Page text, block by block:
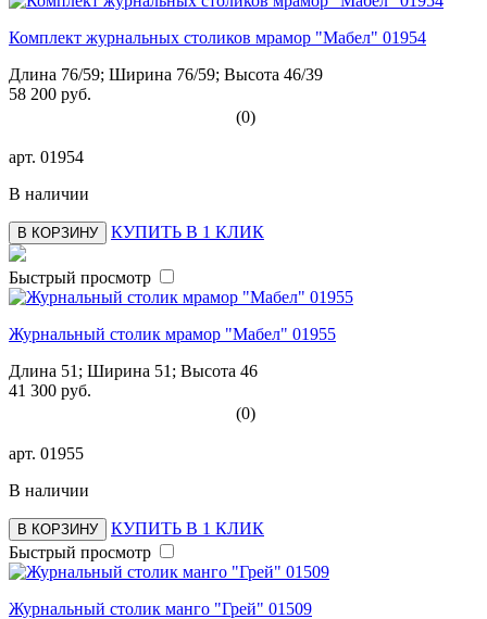
Комплект журнальных столиков мрамор "Мабел" 01954
Длина 76/59; Ширина 76/59; Высота 46/39
58 200 руб.
(0)
арт. 01954
В наличии
В КОРЗИНУ КУПИТЬ В 1 КЛИК
Быстрый просмотр
Журнальный столик мрамор "Мабел" 01955
Длина 51; Ширина 51; Высота 46
41 300 руб.
(0)
арт. 01955
В наличии
В КОРЗИНУ
КУПИТЬ В 1 КЛИК
Быстрый просмотр
Журнальный столик манго "Грей" 01509